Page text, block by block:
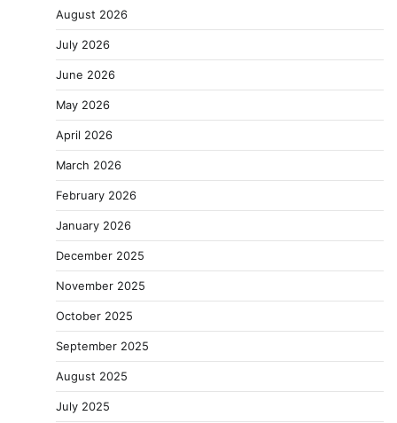
August 2026
July 2026
June 2026
May 2026
April 2026
March 2026
February 2026
January 2026
December 2025
November 2025
October 2025
September 2025
August 2025
July 2025